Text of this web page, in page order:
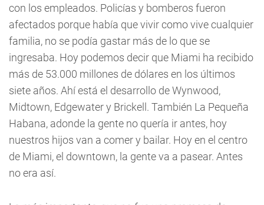
con los empleados. Policías y bomberos fueron
afectados porque había que vivir como vive cualquier
familia, no se podía gastar más de lo que se
ingresaba. Hoy podemos decir que Miami ha recibido
más de 53.000 millones de dólares en los últimos
siete años. Ahí está el desarrollo de Wynwood,
Midtown, Edgewater y Brickell. También La Pequeña
Habana, adonde la gente no quería ir antes, hoy
nuestros hijos van a comer y bailar. Hoy en el centro
de Miami, el downtown, la gente va a pasear. Antes
no era así.